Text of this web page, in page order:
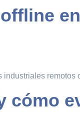
remotos
cómo